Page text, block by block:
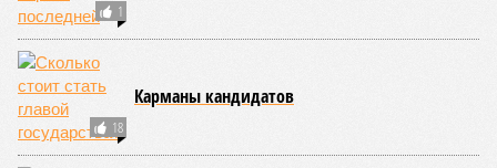
1
18
Карманы кандидатов